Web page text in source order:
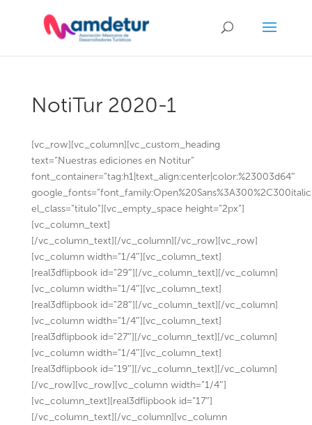
NotiTur 2020-1
[vc_row][vc_column][vc_custom_heading
text=”Nuestras ediciones en Notitur”
font_container=”tag:h1|text_align:center|color:%23003d64″
el_class=”titulo”][vc_empty_space height=”2px”]
[vc_column_text]
[/vc_column_text][/vc_column][/vc_row][vc_row]
[vc_column width=”1/4″][vc_column_text]
[real3dflipbook id=”29″][/vc_column_text][/vc_column]
[vc_column width=”1/4″][vc_column_text]
[real3dflipbook id=”28″][/vc_column_text][/vc_column]
[vc_column width=”1/4″][vc_column_text]
[real3dflipbook id=”27″][/vc_column_text][/vc_column]
[vc_column width=”1/4″][vc_column_text]
[real3dflipbook id=”19″][/vc_column_text][/vc_column]
[/vc_row][vc_row][vc_column width=”1/4″]
[vc_column_text][real3dflipbook id=”17″]
[/vc_column_text][/vc_column][vc_column